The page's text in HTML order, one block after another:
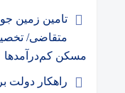
مسکن کم‌درآمدها
راهکار دولت